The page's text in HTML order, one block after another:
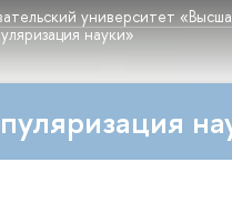
университет
науки»